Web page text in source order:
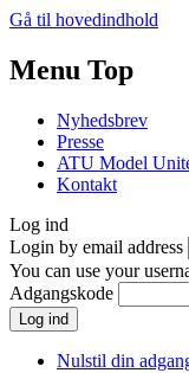
Gå til hovedindhold
Menu Top
Nyhedsbrev
Presse
ATU Model
Kontakt
Log ind
Login by email address
You can use your
Adgangskode
Nulstil din